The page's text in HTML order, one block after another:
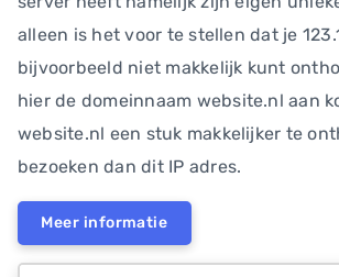
alleen is het voor te stellen dat je
bijvoorbeeld niet makkelijk kunt
hier de domeinnaam website.nl aan
website.nl een stuk makkelijker te
bezoeken dan dit IP adres.
Meer informatie